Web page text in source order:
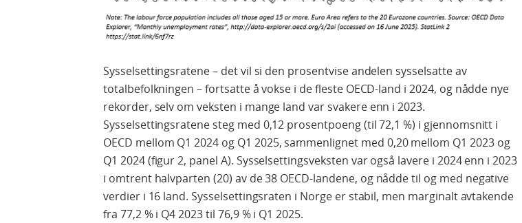
Sysselsettingsratene – det vil si den prosentvise andelen sysselsatte av
totalbefolkningen – fortsatte å vokse i de fleste OECD-land i 2024, og nådde nye
rekorder, selv om veksten i mange land var svakere enn i 2023.
Sysselsettingsratene steg med 0,12 prosentpoeng (til 72,1 %) i gjennomsnitt i
OECD mellom Q1 2024 og Q1 2025, sammenlignet med 0,20 mellom Q1 2023 og
Q1 2024 (figur 2, panel A). Sysselsettingsveksten var også lavere i 2024 enn i 2023
i omtrent halvparten (20) av de 38 OECD-landene, og nådde til og med negative
verdier i 16 land. Sysselsettingsraten i Norge er stabil, men marginalt avtakende
fra 77,2 % i Q4 2023 til 76,9 % i Q1 2025.